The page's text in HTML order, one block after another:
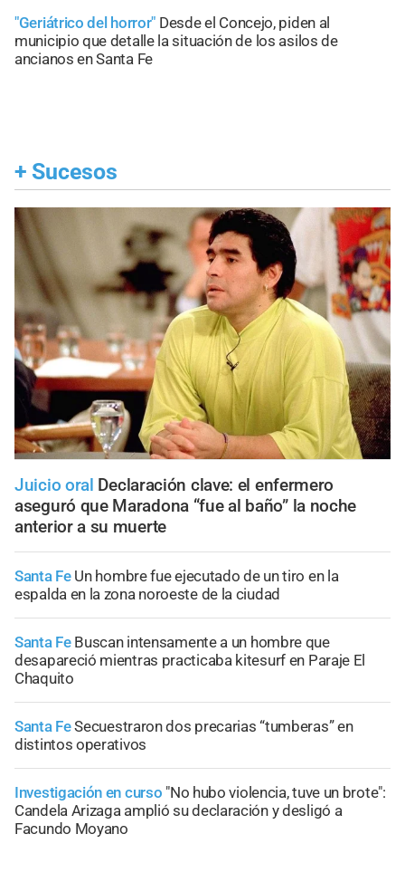
"Geriátrico del horror" Desde el Concejo, piden al
municipio que detalle la situación de los asilos de
ancianos en Santa Fe
+ Sucesos
Juicio oral Declaración clave: el enfermero
aseguró que Maradona “fue al baño” la noche
anterior a su muerte
Santa Fe Un hombre fue ejecutado de un tiro en la
espalda en la zona noroeste de la ciudad
Santa Fe Buscan intensamente a un hombre que
desapareció mientras practicaba kitesurf en Paraje El
Chaquito
Santa FeSecuestraron dos precarias “tumberas” en
distintos operativos
Investigación en curso "No hubo violencia, tuve un brote":
Candela Arizaga amplió su declaración y desligó a
Facundo Moyano